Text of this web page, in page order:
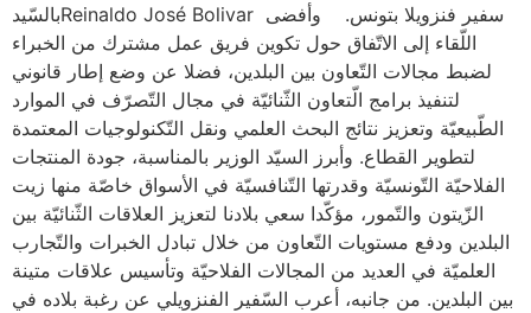
بالسّيدReinaldo José Bolivar سفير فنزويلا بتونس. وأفضى
اللّقاء إلى الاتّفاق حول تكوين فريق عمل مشترك من الخبراء
لضبط مجالات التّعاون بين البلدين، فضلا عن وضع إطار قانوني
لتنفيذ برامج الّتعاون الثّنائيّة في مجال التّصرّف في الموارد
الطّبيعيّة وتعزيز نتائج البحث العلمي ونقل التّكنولوجيات المعتمدة
لتطوير القطاع. وأبرز السيّد الوزير بالمناسبة، جودة المنتجات
الفلاحيّة التّونسيّة وقدرتها التّنافسيّة في الأسواق خاصّة منها زيت
الزّيتون والتّمور، مؤكّدا سعي بلادنا لتعزيز العلاقات الثّنائيّة بين
البلدين ودفع مستويات التّعاون من خلال تبادل الخبرات والتّجارب
العلميّة في العديد من المجالات الفلاحيّة وتأسيس علاقات متينة
بين البلدين. من جانبه، أعرب السّفير الفنزويلي عن رغبة بلاده في